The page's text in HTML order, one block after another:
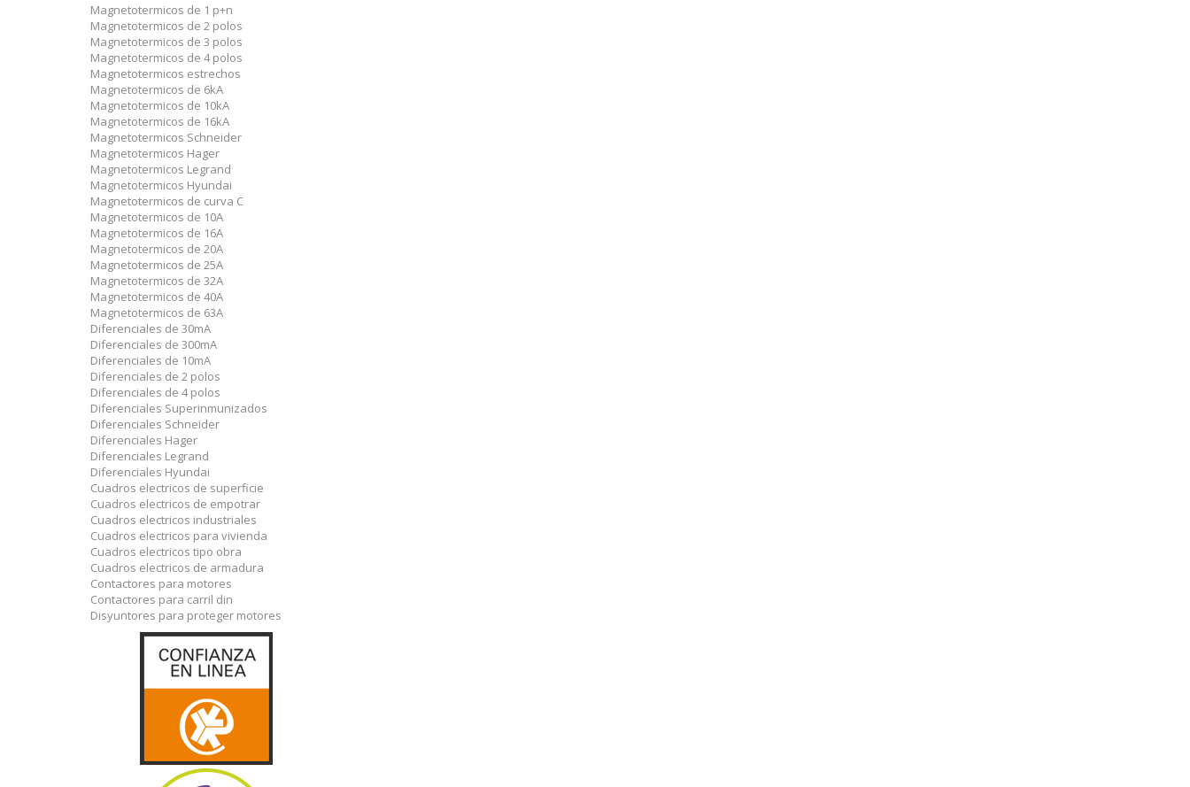
Magnetotermicos de 1 p+n
Magnetotermicos de 2 polos
Magnetotermicos de 3 polos
Magnetotermicos de 4 polos
Magnetotermicos estrechos
Magnetotermicos de 6kA
Magnetotermicos de 10kA
Magnetotermicos de 16kA
Magnetotermicos Schneider
Magnetotermicos Hager
Magnetotermicos Legrand
Magnetotermicos Hyundai
Magnetotermicos de curva C
Magnetotermicos de 10A
Magnetotermicos de 16A
Magnetotermicos de 20A
Magnetotermicos de 25A
Magnetotermicos de 32A
Magnetotermicos de 40A
Magnetotermicos de 63A
Diferenciales de 30mA
Diferenciales de 300mA
Diferenciales de 10mA
Diferenciales de 2 polos
Diferenciales de 4 polos
Diferenciales Superinmunizados
Diferenciales Schneider
Diferenciales Hager
Diferenciales Legrand
Diferenciales Hyundai
Cuadros electricos de superficie
Cuadros electricos de empotrar
Cuadros electricos industriales
Cuadros electricos para vivienda
Cuadros electricos tipo obra
Cuadros electricos de armadura
Contactores para motores
Contactores para carril din
Disyuntores para proteger motores